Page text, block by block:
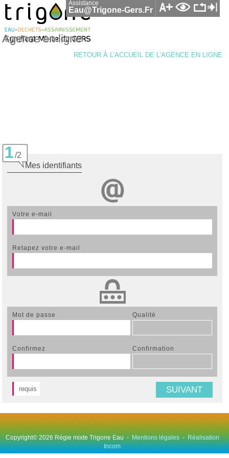
Assistance
Eau@trigone-Gers.fr
Agence en ligne
RETOUR À L’ACCUEIL DE L’AGENCE EN LIGNE
1 /2
mes identifiants
votre e-mail
retapez votre e-mail
mot de passe qualité
confirmez confirmation
requis SUIVANT
Copyright© 2026 Régie mixte Trigone Eau -Mentions légales-Réalisation
Incom